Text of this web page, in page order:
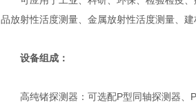
品放射性活度测量、金属放射性活度测量、
设备组成：
高纯锗探测器：可选配P型同轴探测器、P